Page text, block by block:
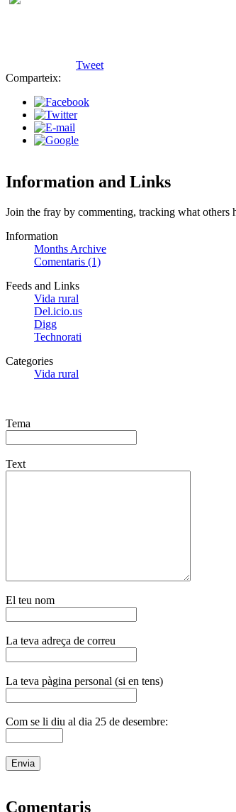
Tweet
Comparteix:
Information and Links
Join the fray by commenting, tracking what
Information
Months Archive
Comentaris (1)
Feeds and Links
Vida rural
Del.icio.us
Digg
Technorati
Categories
Vida rural
Tema
Text
El teu nom
La teva adreça de correu
La teva pàgina personal (si en tens)
Com se li diu al dia 25 de desembre:
Comentaris